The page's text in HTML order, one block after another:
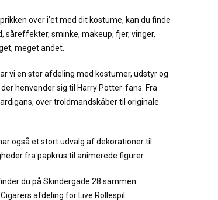
over i’et med dit kostume, kan du finde
såreffekter, sminke, makeup, fjer, vinger,
meget andet.
vi en stor afdeling med kostumer, udstyr og
henvender sig til Harry Potter-fans. Fra
over troldmandskåber til originale
også et stort udvalg af dekorationer til
fra papkrus til animerede figurer.
du på Skindergade 28 sammen
afdeling for Live Rollespil.